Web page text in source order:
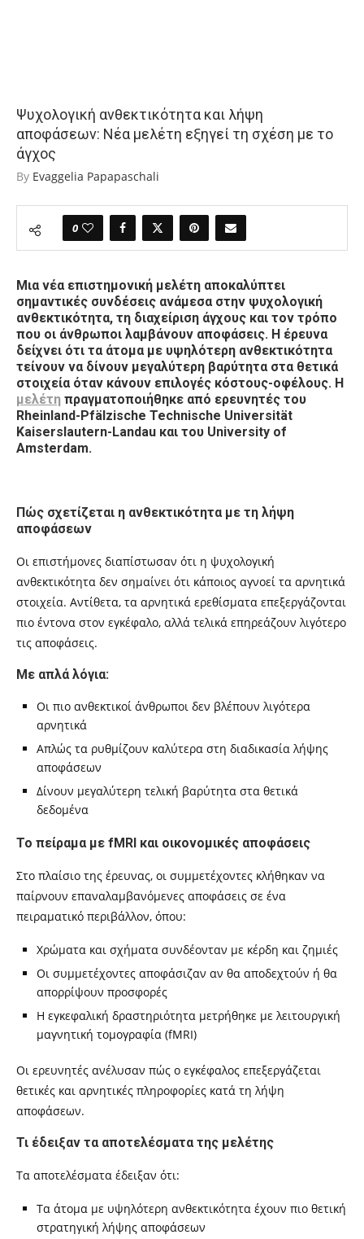
Ψυχολογική ανθεκτικότητα και λήψη
αποφάσεων: Νέα μελέτη εξηγεί τη σχέση με το
άγχος
By Evaggelia Papapaschali
0
Μια νέα επιστημονική μελέτη αποκαλύπτει
σημαντικές συνδέσεις ανάμεσα στην ψυχολογική
ανθεκτικότητα, τη διαχείριση άγχους και τον τρόπο
που οι άνθρωποι λαμβάνουν αποφάσεις. Η έρευνα
δείχνει ότι τα άτομα με υψηλότερη ανθεκτικότητα
τείνουν να δίνουν μεγαλύτερη βαρύτητα στα θετικά
στοιχεία όταν κάνουν επιλογές κόστους-οφέλους. Η
μελέτη πραγματοποιήθηκε από ερευνητές του
Rheinland-Pfälzische Technische Universität
Kaiserslautern-Landau και του University of
Amsterdam.
Πώς σχετίζεται η ανθεκτικότητα με τη λήψη
αποφάσεων
Οι επιστήμονες διαπίστωσαν ότι η ψυχολογική
ανθεκτικότητα δεν σημαίνει ότι κάποιος αγνοεί τα αρνητικά
στοιχεία. Αντίθετα, τα αρνητικά ερεθίσματα επεξεργάζονται
πιο έντονα στον εγκέφαλο, αλλά τελικά επηρεάζουν λιγότερο
τις αποφάσεις.
Με απλά λόγια:
Οι πιο ανθεκτικοί άνθρωποι δεν βλέπουν λιγότερα
αρνητικά
Απλώς τα ρυθμίζουν καλύτερα στη διαδικασία λήψης
αποφάσεων
Δίνουν μεγαλύτερη τελική βαρύτητα στα θετικά
δεδομένα
Το πείραμα με fMRI και οικονομικές αποφάσεις
Στο πλαίσιο της έρευνας, οι συμμετέχοντες κλήθηκαν να
παίρνουν επαναλαμβανόμενες αποφάσεις σε ένα
πειραματικό περιβάλλον, όπου:
Χρώματα και σχήματα συνδέονταν με κέρδη και ζημιές
Οι συμμετέχοντες αποφάσιζαν αν θα αποδεχτούν ή θα
απορρίψουν προσφορές
Η εγκεφαλική δραστηριότητα μετρήθηκε με λειτουργική
μαγνητική τομογραφία (fMRI)
Οι ερευνητές ανέλυσαν πώς ο εγκέφαλος επεξεργάζεται
θετικές και αρνητικές πληροφορίες κατά τη λήψη
αποφάσεων.
Τι έδειξαν τα αποτελέσματα της μελέτης
Τα αποτελέσματα έδειξαν ότι:
Τα άτομα με υψηλότερη ανθεκτικότητα έχουν πιο θετική
στρατηγική λήψης αποφάσεων